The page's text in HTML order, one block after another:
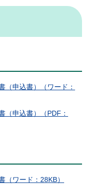
（申込書）（ワード：
（申込書）（PDF：
（ワード：28KB）